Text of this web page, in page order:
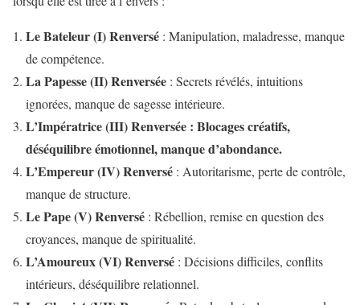
Le Bateleur (I) Renversé : Manipulation, maladresse, manque
de compétence.
La Papesse (II) Renversée : Secrets révélés, intuitions
ignorées, manque de sagesse intérieure.
L’Impératrice (III) Renversée : Blocages créatifs,
déséquilibre émotionnel, manque d’abondance.
L’Empereur (IV) Renversé : Autoritarisme, perte de contrôle,
manque de structure.
Le Pape (V) Renversé : Rébellion, remise en question des
croyances, manque de spiritualité.
L’Amoureux (VI) Renversé : Décisions difficiles, conflits
intérieurs, déséquilibre relationnel.